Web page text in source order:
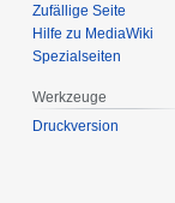
Zufällige Seite
Hilfe zu MediaWiki
Spezialseiten
Werkzeuge
Druckversion